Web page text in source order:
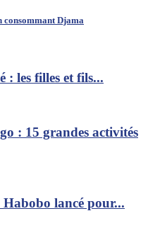
consommant Djama
: les filles et fils...
: 15 grandes activités
lancé pour...